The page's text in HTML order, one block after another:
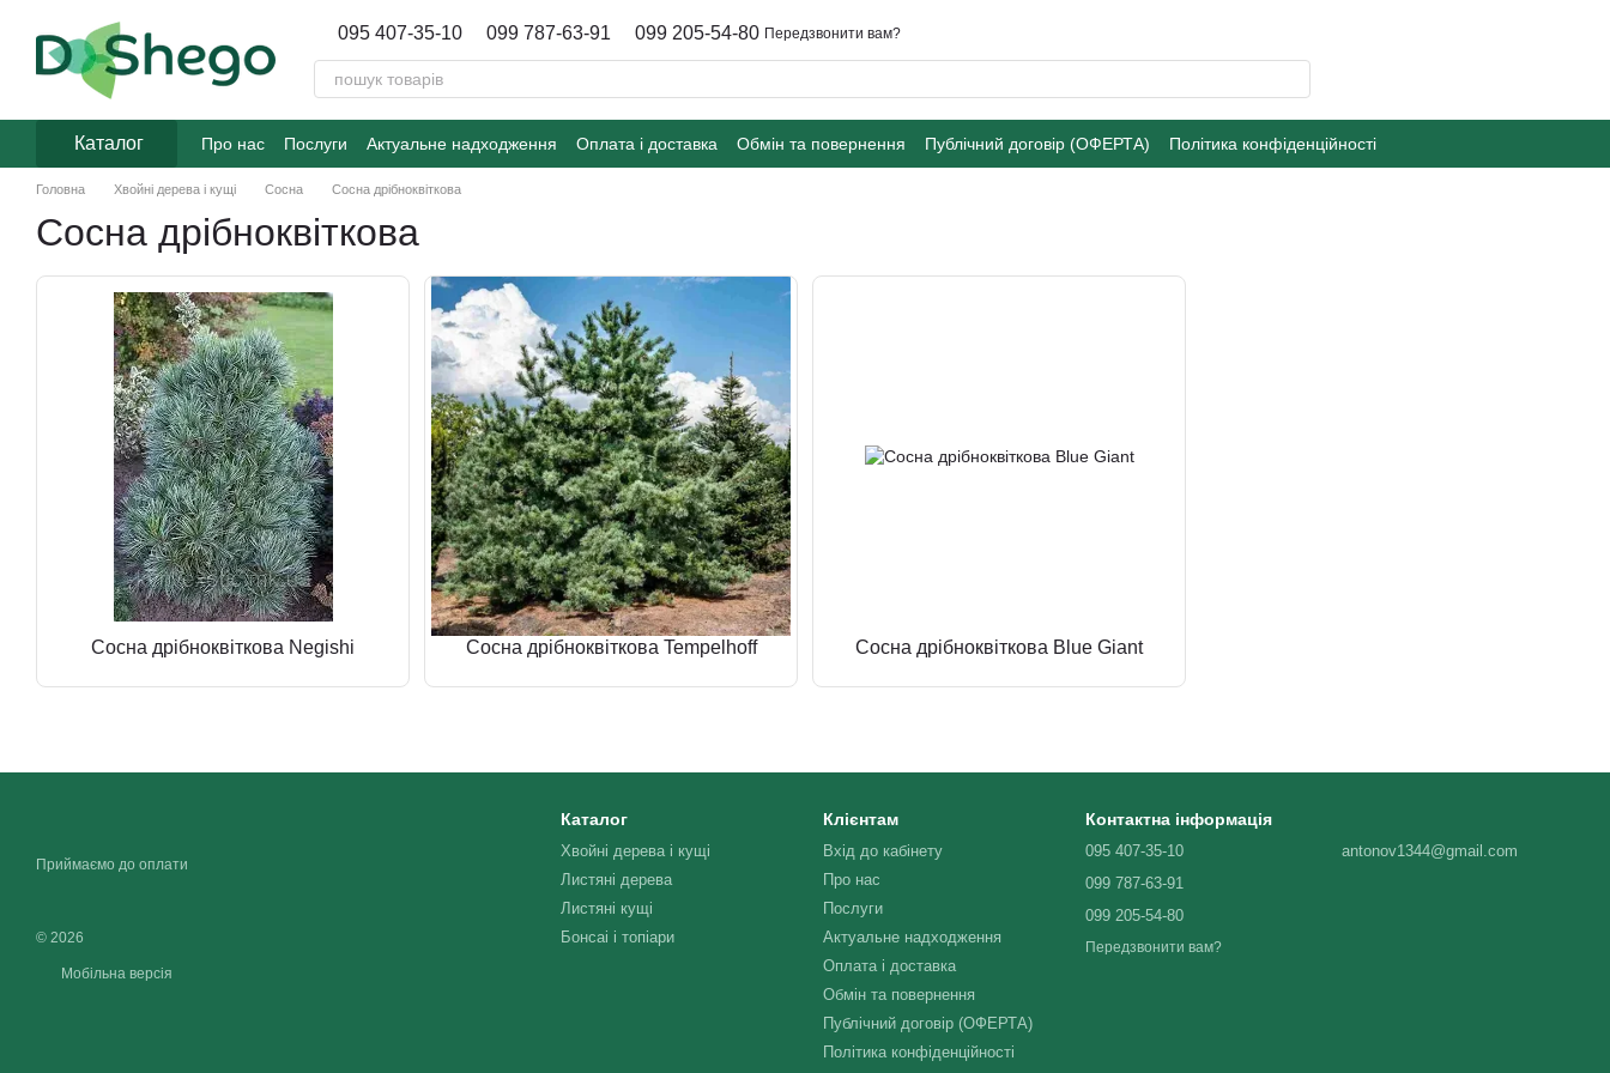
Перейти до основного контенту
095 407-35-10 099 787-63-91 099 205-54-80 Передзвонити вам?
Каталог Про нас Послуги Актуальне надходження Оплата і доставка Обмін та повернення Публічний договір (ОФЕРТА) Політика конфіденційності
Головна Хвойні дерева і кущі Сосна Сосна дрібноквіткова
Сосна дрібноквіткова
Сосна дрібноквіткова Negishi Cосна дрібноквіткова Tempelhoff Сосна дрібноквіткова Blue Giant
Приймаємо до оплати
© 2026
Мобільна версія
Каталог
Хвойні дерева і кущі
Листяні дерева
Листяні кущі
Бонсаі і топіари
Клієнтам
Вхід до кабінету
Про нас
Послуги
Актуальне надходження
Оплата і доставка
Обмін та повернення
Публічний договір (ОФЕРТА)
Політика конфіденційності
Контактна інформація
095 407-35-10
099 787-63-91
099 205-54-80
Передзвонити вам?
antonov1344@gmail.com